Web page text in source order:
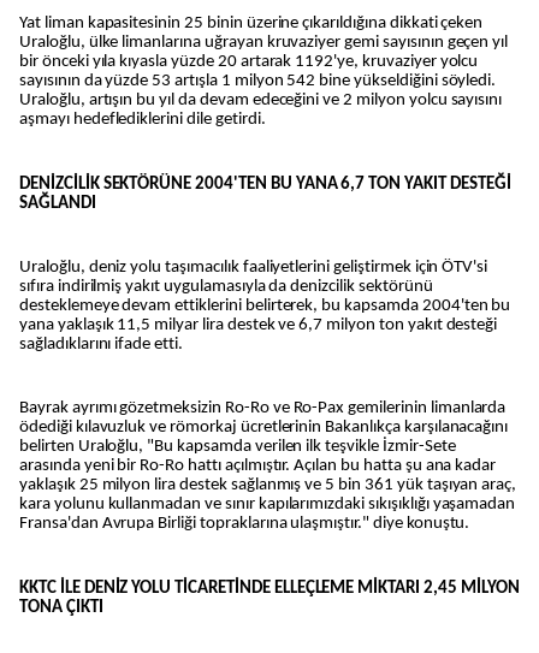
Yat liman kapasitesinin 25 binin üzerine çıkarıldığına dikkati çeken
Uraloğlu, ülke limanlarına uğrayan kruvaziyer gemi sayısının geçen yıl
bir önceki yıla kıyasla yüzde 20 artarak 1192'ye, kruvaziyer yolcu
sayısının da yüzde 53 artışla 1 milyon 542 bine yükseldiğini söyledi.
Uraloğlu, artışın bu yıl da devam edeceğini ve 2 milyon yolcu sayısını
aşmayı hedeflediklerini dile getirdi.
DENİZCİLİK SEKTÖRÜNE 2004'TEN BU YANA 6,7 TON YAKIT DESTEĞİ
SAĞLANDI
Uraloğlu, deniz yolu taşımacılık faaliyetlerini geliştirmek için ÖTV'si
sıfıra indirilmiş yakıt uygulamasıyla da denizcilik sektörünü
desteklemeye devam ettiklerini belirterek, bu kapsamda 2004'ten bu
yana yaklaşık 11,5 milyar lira destek ve 6,7 milyon ton yakıt desteği
sağladıklarını ifade etti.
Bayrak ayrımı gözetmeksizin Ro-Ro ve Ro-Pax gemilerinin limanlarda
ödediği kılavuzluk ve römorkaj ücretlerinin Bakanlıkça karşılanacağını
belirten Uraloğlu, "Bu kapsamda verilen ilk teşvikle İzmir-Sete
arasında yeni bir Ro-Ro hattı açılmıştır. Açılan bu hatta şu ana kadar
yaklaşık 25 milyon lira destek sağlanmış ve 5 bin 361 yük taşıyan araç,
kara yolunu kullanmadan ve sınır kapılarımızdaki sıkışıklığı yaşamadan
Fransa'dan Avrupa Birliği topraklarına ulaşmıştır." diye konuştu.
KKTC İLE DENİZ YOLU TİCARETİNDE ELLEÇLEME MİKTARI 2,45 MİLYON
TONA ÇIKTI